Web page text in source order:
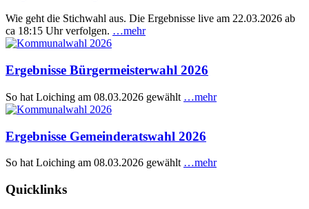
Wie geht die Stichwahl aus. Die Ergebnisse live am 22.03.2026 ab
ca 18:15 Uhr verfolgen. …mehr
Ergebnisse Bürgermeisterwahl 2026
So hat Loiching am 08.03.2026 gewählt …mehr
Ergebnisse Gemeinderatswahl 2026
So hat Loiching am 08.03.2026 gewählt …mehr
Quicklinks